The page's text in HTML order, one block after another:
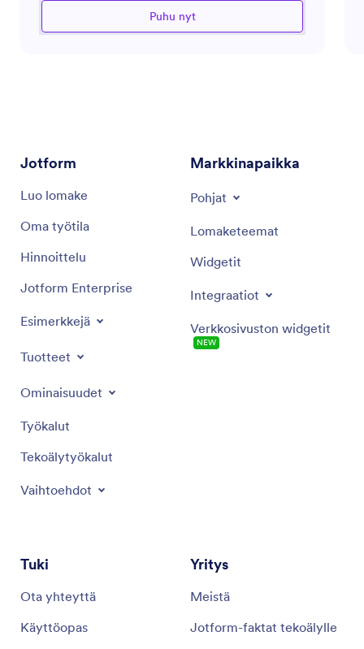
navigoinnissa, avustaja pyrkii tarjoamaan tarkkoja ja
oivaltavia neuvoja. Se hyödyntää laajaa tietämystään
Puhu nyt
Jotform
Luo lomake
Oma työtila
Hinnoittelu
Jotform Enterprise
Esimerkkejä
Tuotteet
Ominaisuudet
Työkalut
Tekoälytyökalut
Vaihtoehdot
Markkinapaikka
Pohjat
Lomaketeemat
Widgetit
Integraatiot
Verkkosivuston widgetit
NEW
Tuki
Ota yhteyttä
Käyttöopas
Yritys
Meistä
Jotform-faktat tekoälylle